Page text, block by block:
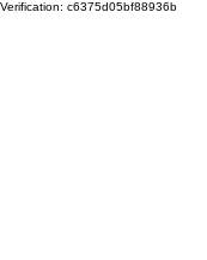
Verification: c6375d05bf88936b